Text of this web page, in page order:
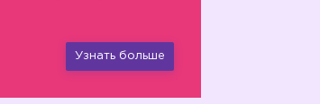
Узнать больше